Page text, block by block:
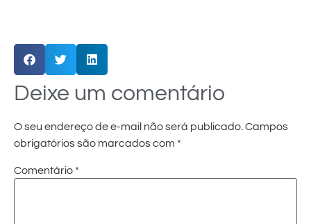
Deixe um comentário
O seu endereço de e-mail não será publicado. Campos
obrigatórios são marcados com *
Comentário *